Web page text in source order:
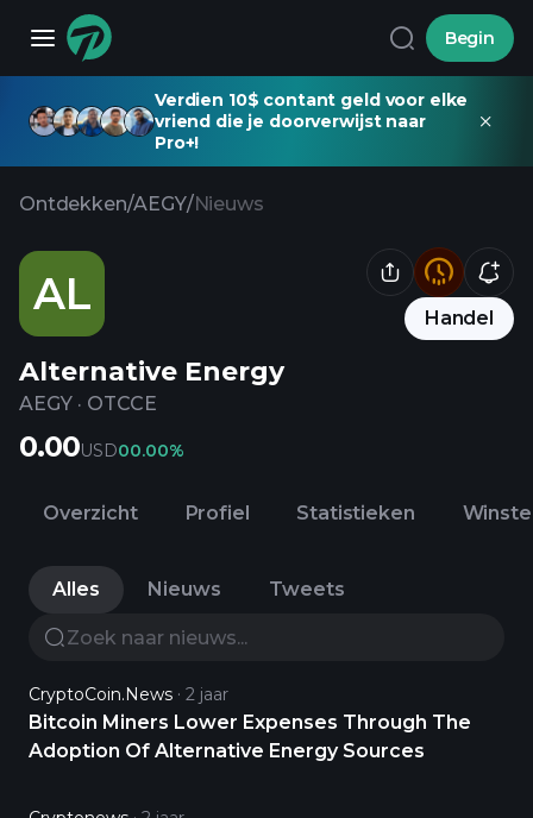
Begin
Verdien 10$ contant geld voor elke
vriend die je doorverwijst naar
Pro+!
Ontdekken/AEGY/Nieuws
AL Handel
Alternative Energy
AEGY · OTCCE
0.00USD00.00%
Overzicht Profiel Statistieken
Alles Nieuws Tweets
CryptoCoin.News 2 jaar
Bitcoin Miners Lower Expenses Through The
Adoption Of Alternative Energy Sources